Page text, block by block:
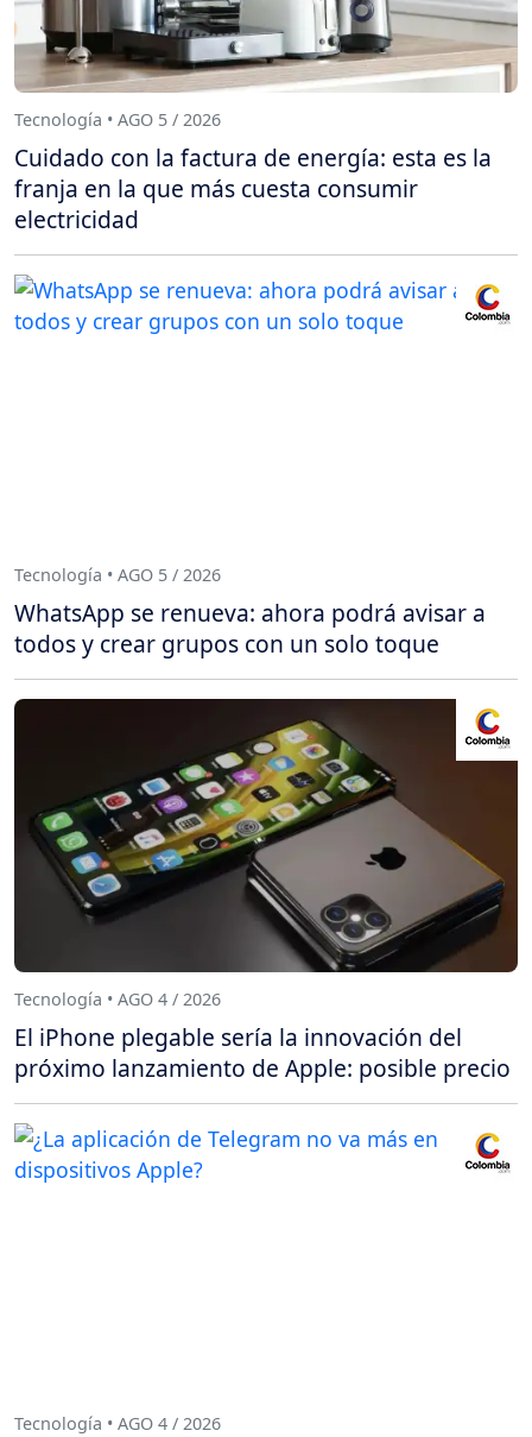
Tecnología • AGO 5 / 2026
Cuidado con la factura de energía: esta es la
franja en la que más cuesta consumir
electricidad
Tecnología • AGO 5 / 2026
WhatsApp se renueva: ahora podrá avisar a
todos y crear grupos con un solo toque
Tecnología • AGO 4 / 2026
El iPhone plegable sería la innovación del
próximo lanzamiento de Apple: posible precio
Tecnología • AGO 4 / 2026